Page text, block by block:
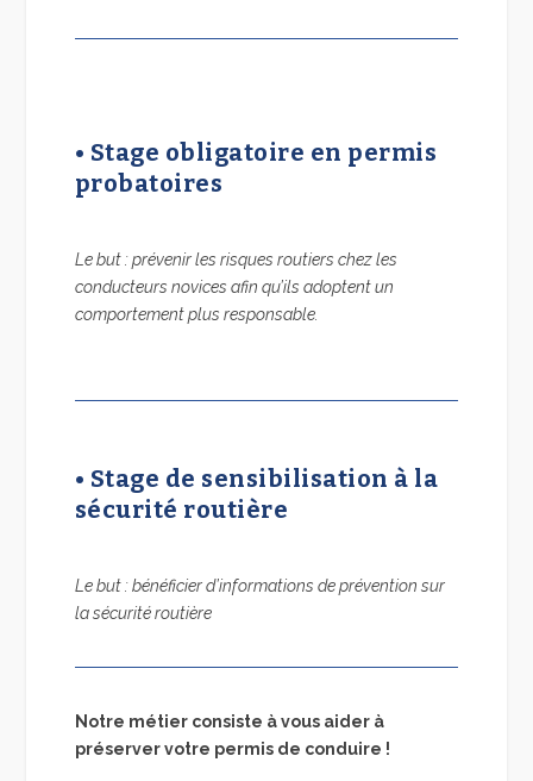
• Stage obligatoire en permis
probatoires
Le but : prévenir les risques routiers chez les
conducteurs novices afin qu’ils adoptent un
comportement plus responsable.
• Stage de sensibilisation à la
sécurité routière
Le but : bénéficier d’informations de prévention sur
la sécurité routière
Notre métier consiste à vous aider à
préserver votre permis de conduire !